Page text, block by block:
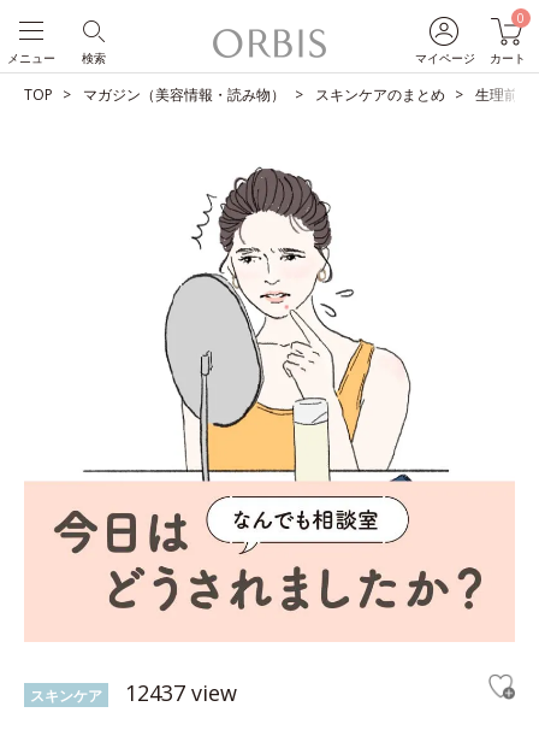
マイページ
0
カート
検索
メニュー
TOP マガジン（美容情報・読み物） スキンケアのまとめ 生理前の
スキンケア 12437 view